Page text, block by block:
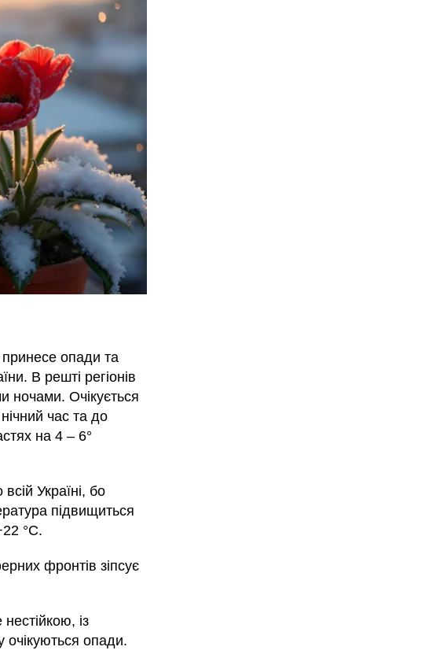
принесе опади та
В решті регіонів
ночами. Очікується
час та до
на 4 – 6°
Україні, бо
підвищиться
°С.
фронтів зіпсує
із
очікуються опади.